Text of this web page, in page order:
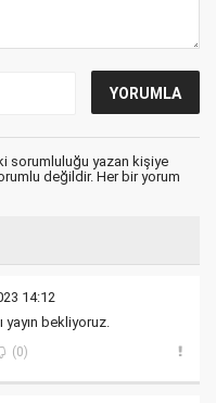
sorumluluğu yazan kişiye
değildir. Her bir yorum
14:12
bekliyoruz.
(0)